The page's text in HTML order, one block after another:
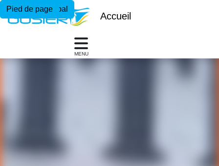
Menu principal
Contenu principal
Pied de page
Accueil
MENU